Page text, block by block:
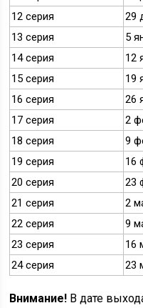
12 серия
29
13 серия
5
14 серия
12
15 серия
19
16 серия
26
17 серия
2
18 серия
9
19 серия
16
20 серия
23
21 серия
2
22 серия
9
23 серия
16
24 серия
23
Внимание! В дате